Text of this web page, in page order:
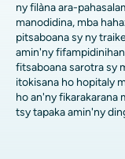
ny filàna ara-
manodidina, mba
pitsaboana sy ny
amin'ny
fitsaboana sarotra sy
itokisana ho hopitaly
ho an'ny fikarakarana
tsy tapaka amin'ny